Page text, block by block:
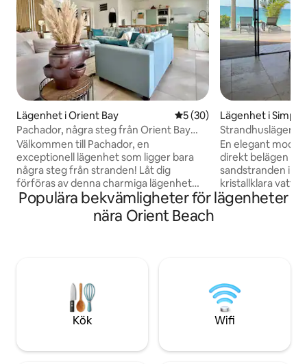
Lägenhet i Orient Bay 5 av 5 i genomsnittligt
5 (30)
Pachador, några steg från Orient Bay
Beach
Välkommen till Pachador, en
exceptionell lägenhet som ligger bara
några steg från stranden! Låt dig
förföras av denna charmiga lägenhet
som nyligen har renoverats, inbäddad i
en lugn och privilegierad miljö, i hjärtat av
närhet till restauranger, butiker och
aktiviteter för en oförglömlig semester.
Lägenhet i
En elegant
direkt belägen på
sandstranden i
kristallklara
utforska den
livliga nattliv. Vår öutflykt ger dig den
inkluderar gratis
strandstolar,
Populära bekvämligheter för lägenheter
nära Orient Beach
Kök Wifi